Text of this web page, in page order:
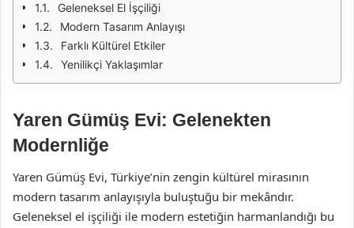
Geleneksel El İşçiliği
Modern Tasarım Anlayışı
Farklı Kültürel Etkiler
Yenilikçi Yaklaşımlar
Yaren Gümüş Evi: Gelenekten
Modernliğe
Yaren Gümüş Evi, Türkiye’nin zengin kültürel mirasının
modern tasarım anlayışıyla buluştuğu bir mekândır.
Geleneksel el işçiliği ile modern estetiğin harmanlandığı bu